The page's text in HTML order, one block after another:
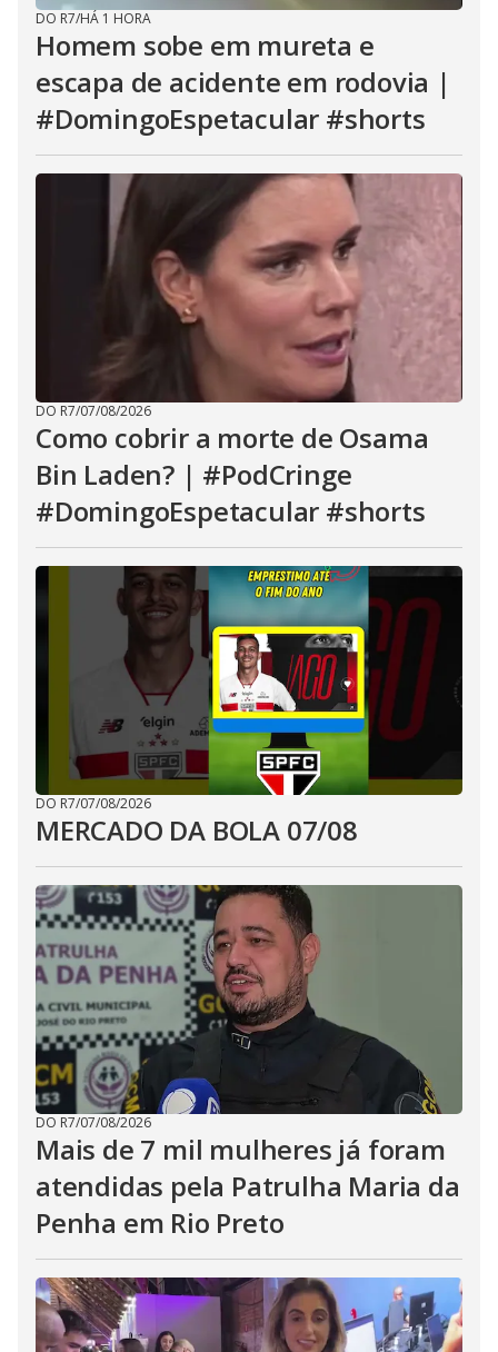
DO R7/HÁ 1 HORA
Homem sobe em mureta e
escapa de acidente em rodovia |
#DomingoEspetacular #shorts
DO R7/07/08/2026
Como cobrir a morte de Osama
Bin Laden? | #PodCringe
#DomingoEspetacular #shorts
DO R7/07/08/2026
MERCADO DA BOLA 07/08
DO R7/07/08/2026
Mais de 7 mil mulheres já foram
atendidas pela Patrulha Maria da
Penha em Rio Preto